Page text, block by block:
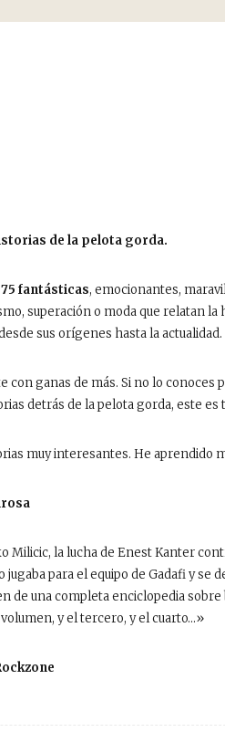
de la pelota gorda.
75 fantásticas, emocionantes,
superación o moda que relatan la
sus orígenes hasta la actualidad.
con ganas de más. Si no lo conoces
detrás de la pelota gorda, este es
muy interesantes. He aprendido
Milicic, la lucha de Enest Kanter
para el equipo de Gadafi y se
de una completa enciclopedia sobre
y el tercero, y el cuarto…»